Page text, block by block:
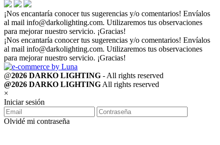
¡Nos encantaría conocer tus sugerencias y/o comentarios! Envíalos
al mail info@darkolighting.com. Utilizaremos tus observaciones
para mejorar nuestro servicio. ¡Gracias!
¡Nos encantaría conocer tus sugerencias y/o comentarios! Envíalos
al mail info@darkolighting.com. Utilizaremos tus observaciones
para mejorar nuestro servicio. ¡Gracias!
@2026 DARKO LIGHTING - All rights reserved
@2026 DARKO LIGHTING All rights reserved
×
Iniciar sesión
Olvidé mi contraseña